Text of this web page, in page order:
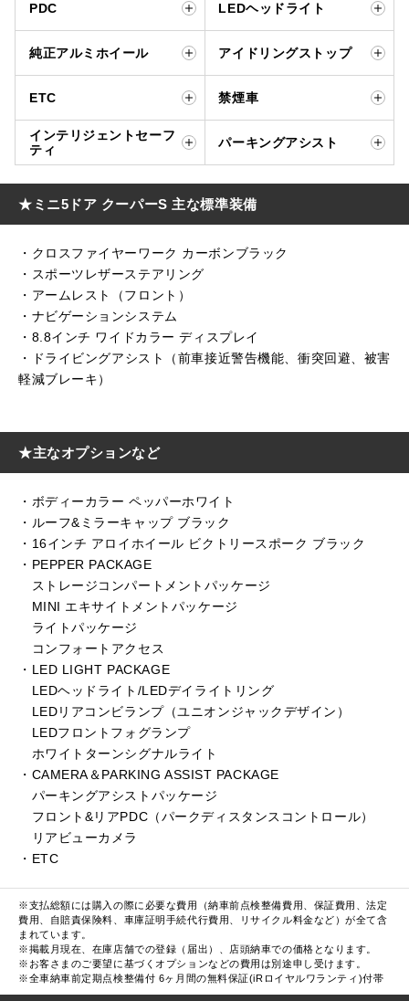
PDC LEDヘッドライト
純正アルミホイール アイドリングストップ
ETC 禁煙車
インテリジェントセーフ
ティ
パーキングアシスト
★ミニ5ドア クーパーS 主な標準装備
・クロスファイヤーワーク カーボンブラック
・スポーツレザーステアリング
・アームレスト（フロント）
・ナビゲーションシステム
・8.8インチ ワイドカラー ディスプレイ
・ドライビングアシスト（前車接近警告機能、衝突回避、被害
軽減ブレーキ）
★主なオプションなど
・ボディーカラー ペッパーホワイト
・ルーフ&ミラーキャップ ブラック
・16インチ アロイホイール ビクトリースポーク ブラック
・PEPPER PACKAGE
ストレージコンパートメントパッケージ
MINI エキサイトメントパッケージ
ライトパッケージ
コンフォートアクセス
・LED LIGHT PACKAGE
LEDヘッドライト/LEDデイライトリング
LEDリアコンビランプ（ユニオンジャックデザイン）
LEDフロントフォグランプ
ホワイトターンシグナルライト
・CAMERA＆PARKING ASSIST PACKAGE
パーキングアシストパッケージ
フロント&リアPDC（パークディスタンスコントロール）
リアビューカメラ
・ETC
※支払総額には購入の際に必要な費用（納車前点検整備費用、保証費用、法定
費用、自賠責保険料、車庫証明手続代行費用、リサイクル料金など）が全て含
まれています。
※掲載月現在、在庫店舗での登録（届出）、店頭納車での価格となります。
※お客さまのご要望に基づくオプションなどの費用は別途申し受けます。
※全車納車前定期点検整備付 6ヶ月間の無料保証(iRロイヤルワランティ)付帯